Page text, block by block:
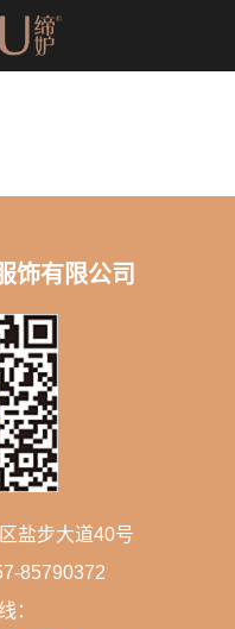
饰有限公司
盐步大道40号
85790372
：